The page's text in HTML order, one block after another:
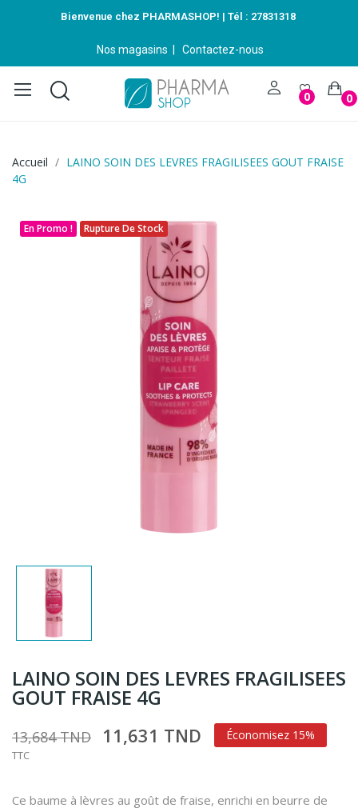
Bienvenue chez PHARMASHOP! | Tél : 27831318
Nos magasins Contactez-nous
0 0
Accueil
LAINO SOIN DES LEVRES FRAGILISEES GOUT FRAISE
4G
En Promo ! Rupture De Stock
LAINO SOIN DES LEVRES FRAGILISEES
GOUT FRAISE 4G
13,684 TND 11,631 TND Économisez 15%
TTC
Ce baume à lèvres au goût de fraise, enrichi en beurre de